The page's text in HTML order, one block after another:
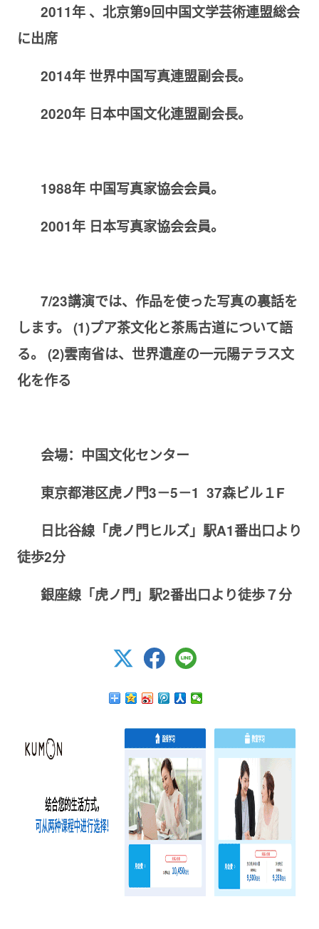
2011年 、北京第9回中国文学芸術連盟総会
に出席
2014年 世界中国写真連盟副会長。
2020年 日本中国文化連盟副会長。
1988年 中国写真家協会会員。
2001年 日本写真家協会会員。
7/23講演では、作品を使った写真の裏話を
します。 (1)プア茶文化と茶馬古道について語
る。 (2)雲南省は、世界遺産の一元陽テラス文
化を作る
会場：中国文化センター
東京都港区虎ノ門3－5－1 37森ビル１F
日比谷線「虎ノ門ヒルズ」駅A1番出口より
徒歩2分
銀座線「虎ノ門」駅2番出口より徒歩７分